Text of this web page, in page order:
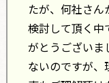
たが、何社さ
検討して頂く中
がとうございま
ないのですが、